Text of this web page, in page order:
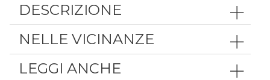
DESCRIZIONE
NELLE VICINANZE
LEGGI ANCHE